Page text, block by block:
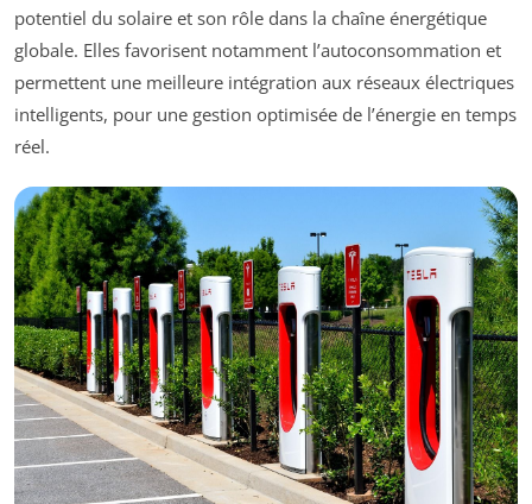
potentiel du solaire et son rôle dans la chaîne énergétique
globale. Elles favorisent notamment l’autoconsommation et
permettent une meilleure intégration aux réseaux électriques
intelligents, pour une gestion optimisée de l’énergie en temps
réel.